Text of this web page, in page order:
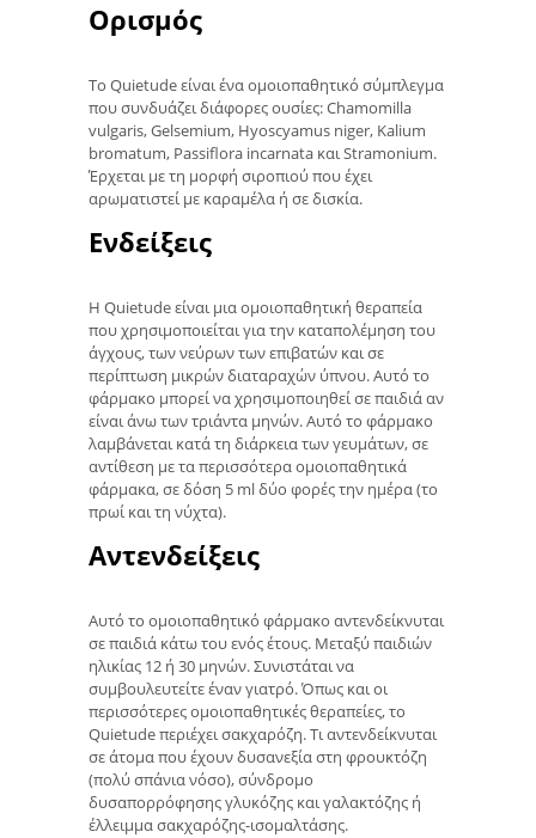
Ορισμός
Το Quietude είναι ένα ομοιοπαθητικό σύμπλεγμα
που συνδυάζει διάφορες ουσίες: Chamomilla
vulgaris, Gelsemium, Hyoscyamus niger, Kalium
bromatum, Passiflora incarnata και Stramonium.
Έρχεται με τη μορφή σιροπιού που έχει
αρωματιστεί με καραμέλα ή σε δισκία.
Ενδείξεις
Η Quietude είναι μια ομοιοπαθητική θεραπεία
που χρησιμοποιείται για την καταπολέμηση του
άγχους, των νεύρων των επιβατών και σε
περίπτωση μικρών διαταραχών ύπνου. Αυτό το
φάρμακο μπορεί να χρησιμοποιηθεί σε παιδιά αν
είναι άνω των τριάντα μηνών. Αυτό το φάρμακο
λαμβάνεται κατά τη διάρκεια των γευμάτων, σε
αντίθεση με τα περισσότερα ομοιοπαθητικά
φάρμακα, σε δόση 5 ml δύο φορές την ημέρα (το
πρωί και τη νύχτα).
Αντενδείξεις
Αυτό το ομοιοπαθητικό φάρμακο αντενδείκνυται
σε παιδιά κάτω του ενός έτους. Μεταξύ παιδιών
ηλικίας 12 ή 30 μηνών. Συνιστάται να
συμβουλευτείτε έναν γιατρό. Όπως και οι
περισσότερες ομοιοπαθητικές θεραπείες, το
Quietude περιέχει σακχαρόζη. Τι αντενδείκνυται
σε άτομα που έχουν δυσανεξία στη φρουκτόζη
(πολύ σπάνια νόσο), σύνδρομο
δυσαπορρόφησης γλυκόζης και γαλακτόζης ή
έλλειμμα σακχαρόζης-ισομαλτάσης.